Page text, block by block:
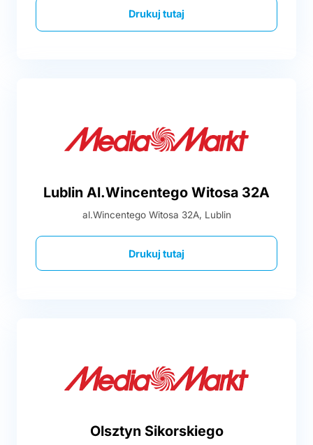
Drukuj tutaj
Lublin Al.Wincentego Witosa 32A
al.Wincentego Witosa 32A, Lublin
Drukuj tutaj
Olsztyn Sikorskiego